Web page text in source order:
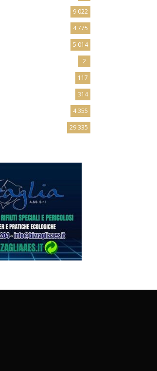
9.022
4.775
5.014
2
117
314
4.355
29.335